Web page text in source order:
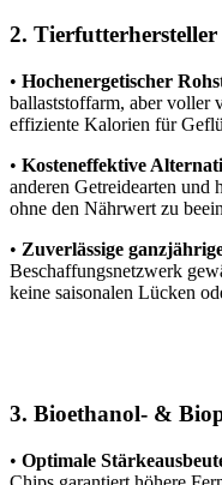
2. Tierfutterhersteller
• Hochenergetischer
ballaststoffarm, aber voller
effiziente Kalorien für
• Kosteneffektive
anderen Getreidearten
ohne den Nährwert zu
• Zuverlässige
Beschaffungsnetzwerk
keine saisonalen Lücken
3. Bioethanol- &
• Optimale